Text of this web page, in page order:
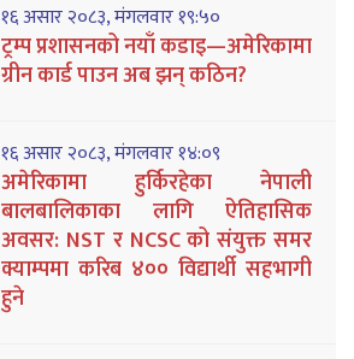
१६ असार २०८३, मंगलवार १९:५०
ट्रम्प प्रशासनको नयाँ कडाइ—अमेरिकामा
ग्रीन कार्ड पाउन अब झन् कठिन?
१६ असार २०८३, मंगलवार १४:०९
अमेरिकामा हुर्किरहेका नेपाली
बालबालिकाका लागि ऐतिहासिक
अवसर: NST र NCSC को संयुक्त समर
क्याम्पमा करिब ४०० विद्यार्थी सहभागी
हुने